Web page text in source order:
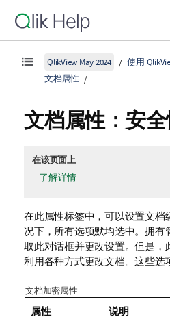
QlikView May 2024 使用
文档属性
文档属性：安
在该页面上
了解详情
在此属性标签中，可以设置文档
况下，所有选项默均选中。拥有
取此对话框并更改设置。但是，
利用各种方式更改文档。这些选
文档加密属性
属性 说明